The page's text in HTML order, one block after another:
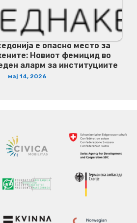
е опасно место за
Новиот фемицид во
аларм за институциите
мај 14, 2026